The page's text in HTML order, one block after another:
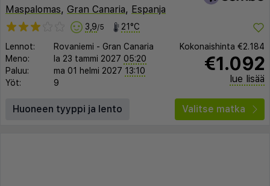
Maspalomas, Gran Canaria, Espanja
3,9/5 21°C
Lennot: Rovaniemi - Gran Canaria
Meno:
la 23 tammi 2027 05:20
Paluu:
ma 01 helmi 2027 13:10
Yöt:
9
Kokonaishinta €2.184
€1.092
lue lisää
Huoneen tyyppi ja lento Valitse matka